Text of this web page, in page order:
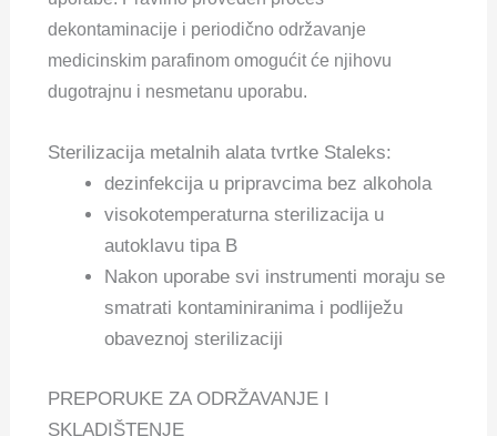
dekontaminacije i periodično održavanje
medicinskim parafinom omogućit će njihovu
dugotrajnu i nesmetanu uporabu.
Sterilizacija metalnih alata tvrtke Staleks:
dezinfekcija u pripravcima bez alkohola
visokotemperaturna sterilizacija u
autoklavu tipa B
Nakon uporabe svi instrumenti moraju se
smatrati kontaminiranima i podliježu
obaveznoj sterilizaciji
PREPORUKE ZA ODRŽAVANJE I
SKLADIŠTENJE